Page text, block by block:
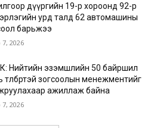
дүүргийн 19-р хороонд 92-р
урд талд 62 автомашины
барьжээ
7, 2026
Нийтийн эзэмшлийн 50 байршил
төлбөртэй зогсоолын менежментийг
ажиллаж байна
7, 2026